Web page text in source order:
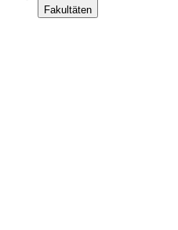
Fakultäten